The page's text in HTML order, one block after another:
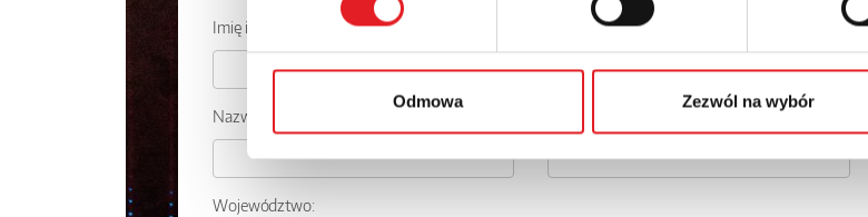
Odmowa Zezwól na wybór
Imię i nazwisko: * Adres e-mail: *
Nazwa firmy:
Województwo: